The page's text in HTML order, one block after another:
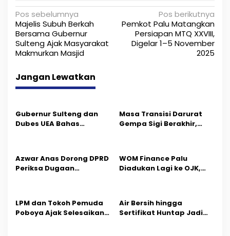
N
a
v
g
s
p
o
Pos sebelumnya
Majelis Subuh Berkah
Bersama Gubernur
Sulteng Ajak Masyarakat
Makmurkan Masjid
Pos berikutnya
Pemkot Palu Matangkan
Persiapan MTQ XXVIII,
Digelar 1–5 November
2025
Jangan Lewatkan
Gubernur Sulteng dan
Dubes UEA Bahas
Masa Transisi Darurat
Gempa Sigi Berakhir,
Azwar Anas Dorong DPRD
Periksa Dugaan
‎WOM Finance Palu
Diadukan Lagi ke OJK,
Dipersoalkan ‎
LPM dan Tokoh Pemuda
Poboya Ajak Selesaikan
Air Bersih hingga
Sertifikat Huntap Jadi